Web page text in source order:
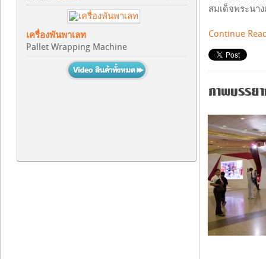
สมเด็จพระนา
Continue
ภาพบรรยาก
เครื่องพันพาเลท
Pallet Wrapping Machine